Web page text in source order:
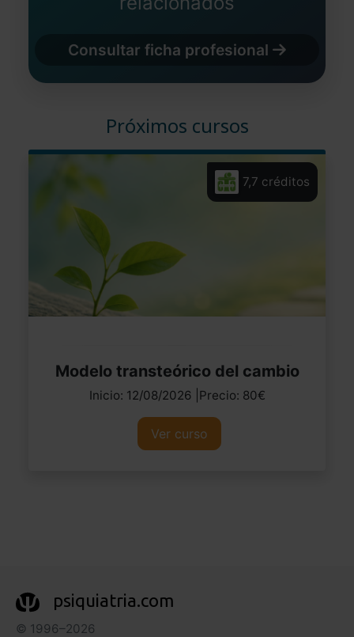
Consultar ficha profesional
Próximos cursos
7,7 créditos
Modelo transteórico del cambio
Inicio: 12/08/2026 |Precio: 80€
Ver curso
psiquiatria.com
© 1996–2026